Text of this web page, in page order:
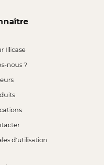
Illicase
nous ?
d'utilisation